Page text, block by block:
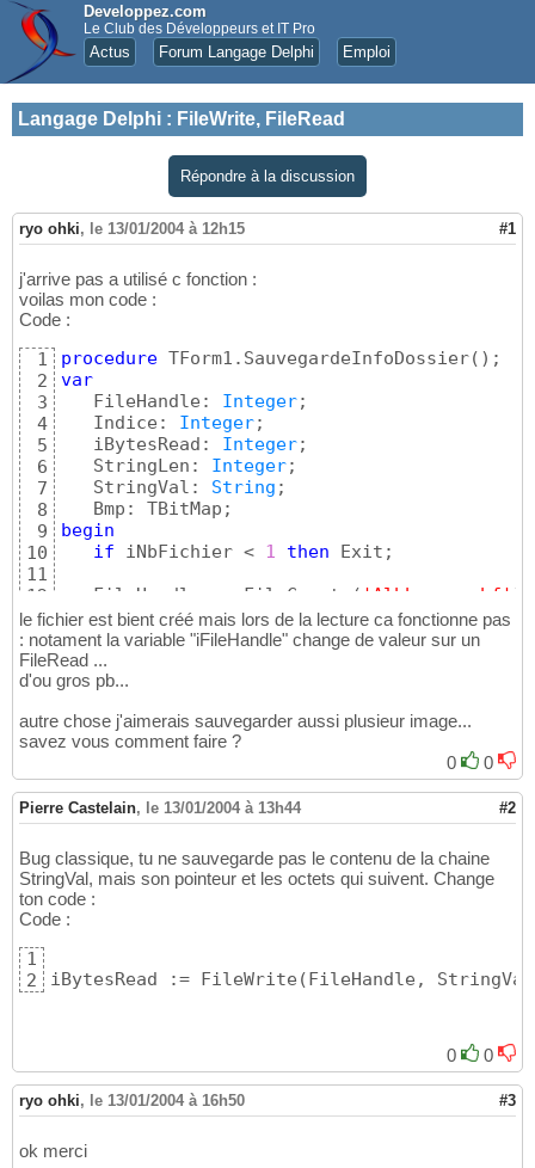
Developpez.com
Le Club des Développeurs et IT Pro
Actus Forum Langage Delphi Emploi
Langage Delphi : FileWrite, FileRead
Répondre à la discussion
ryo ohki, le 13/01/2004 à 12h15 #1
j'arrive pas a utilisé c fonction :
voilas mon code :
Code :
1
2
3
4
5
6
7
8
9
10
11
12
13
14
15
16
18
19
21
22
24
25
26
27
29
30
34
35
36
38
procedure TForm1.SauvegardeInfoDossier( )
var
   FileHandle:
Integer;
   Indice:
Integer;
   iBytesRead:
Integer;
   StringLen:
Integer;
   StringVal:
String ;
begin
if iNbFichier < 1 then Exit;
   FileHandle := FileCreate
( 'Albbrwse.abf' )
   StringVal :=
'Commentaire.';
   StringLen := Length
(StringVal);
   iBytesRead := FileWrite
   iBytesRead := FileWrite
   iBytesRead := FileWrite
(FileHandle,
for Indice :=
      StringVal := sListeFichier
[Indice];
      StringLen := Length
      iBytesRead := FileWrite
(FileHandle,
//      Bmp := ListeIcones[Indice];
//      FileWrite(FileHandle, Bmp,
Sender:
var
  iFileHandle:
Integer;
  iFileLength:
Integer;
  Buffer:
le fichier est bient créé mais lors de la lecture ca fonctionne pas
: notament la variable "iFileHandle" change de valeur sur un
FileRead ...
d'ou gros pb...
autre chose j'aimerais sauvegarder aussi plusieur image...
savez vous comment faire ?
0
0
Pierre Castelain, le 13/01/2004 à 13h44 #2
Bug classique, tu ne sauvegarde pas le contenu de la chaine
StringVal, mais son pointeur et les octets qui suivent. Change
ton code :
Code :
1
2
iBytesRead := FileWrite ( FileHandle, StringVal
0 0
ryo ohki, le 13/01/2004 à 16h50 #3
ok merci